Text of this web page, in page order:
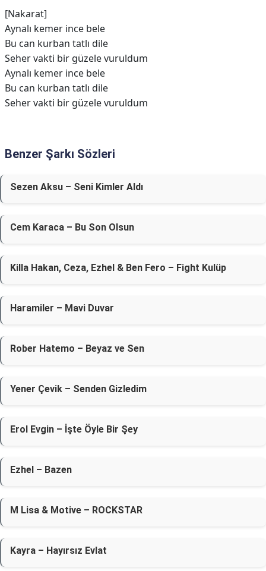
[Nakarat]
Aynalı kemer ince bele
Bu can kurban tatlı dile
Seher vakti bir güzele vuruldum
Aynalı kemer ince bele
Bu can kurban tatlı dile
Seher vakti bir güzele vuruldum
Benzer Şarkı Sözleri
Sezen Aksu – Seni Kimler Aldı
Cem Karaca – Bu Son Olsun
Killa Hakan, Ceza, Ezhel & Ben Fero – Fight Kulüp
Haramiler – Mavi Duvar
Rober Hatemo – Beyaz ve Sen
Yener Çevik – Senden Gizledim
Erol Evgin – İşte Öyle Bir Şey
Ezhel – Bazen
M Lisa & Motive – ROCKSTAR
Kayra – Hayırsız Evlat